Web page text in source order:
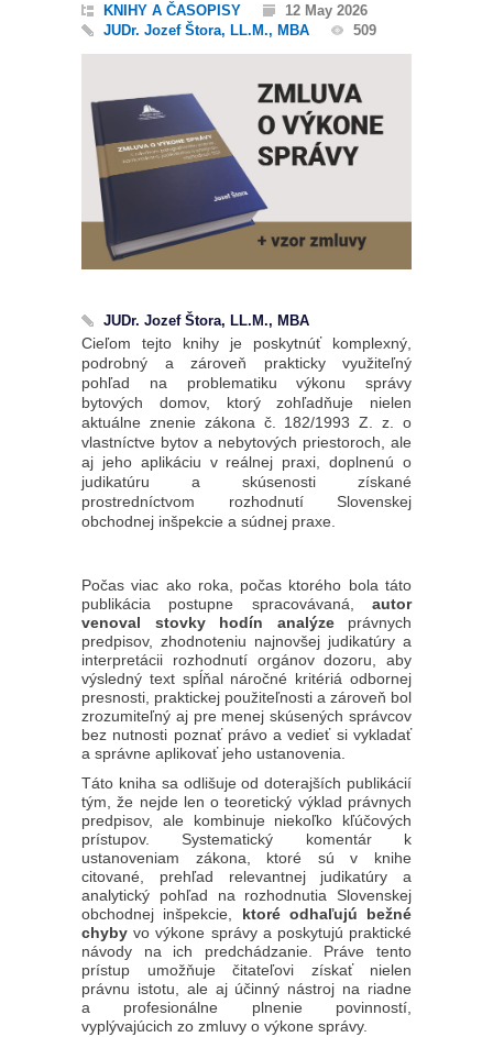
KNIHY A ČASOPISY
12 May 2026
JUDr. Jozef Štora, LL.M., MBA
509
JUDr. Jozef Štora, LL.M., MBA
Cieľom tejto knihy je poskytnúť komplexný,
podrobný a zároveň prakticky využiteľný
pohľad na problematiku výkonu správy
bytových domov, ktorý zohľadňuje nielen
aktuálne znenie zákona č. 182/1993 Z. z. o
vlastníctve bytov a nebytových priestoroch, ale
aj jeho aplikáciu v reálnej praxi, doplnenú o
judikatúru a skúsenosti získané
prostredníctvom rozhodnutí Slovenskej
obchodnej inšpekcie a súdnej praxe.
Počas viac ako roka, počas ktorého bola táto
publikácia postupne spracovávaná, autor
venoval stovky hodín analýzeprávnych
predpisov, zhodnoteniu najnovšej judikatúry a
interpretácii rozhodnutí orgánov dozoru, aby
výsledný text spĺňal náročné kritériá odbornej
presnosti, praktickej použiteľnosti a zároveň bol
zrozumiteľný aj pre menej skúsených správcov
bez nutnosti poznať právo a vedieť si vykladať
a správne aplikovať jeho ustanovenia.
Táto kniha sa odlišuje od doterajších publikácií
tým, že nejde len o teoretický výklad právnych
predpisov, ale kombinuje niekoľko kľúčových
prístupov. Systematický komentár k
ustanoveniam zákona, ktoré sú v knihe
citované, prehľad relevantnej judikatúry a
analytický pohľad na rozhodnutia Slovenskej
obchodnej inšpekcie, ktoré odhaľujú bežné
chyby vo výkone správy a poskytujú praktické
návody na ich predchádzanie. Práve tento
prístup umožňuje čitateľovi získať nielen
právnu istotu, ale aj účinný nástroj na riadne
a profesionálne plnenie povinností,
vyplývajúcich zo zmluvy o výkone správy.